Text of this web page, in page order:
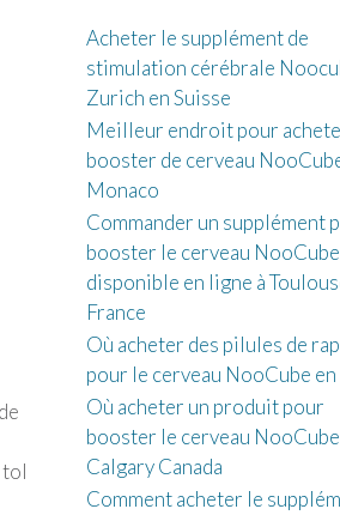
Acheter le supplément de
stimulation cérébrale
Zurich en Suisse
Meilleur endroit pour
booster de cerveau
Monaco
Commander un supplément
booster le cerveau NooCube
disponible en ligne à
France
Où acheter des pilules de
pour le cerveau NooCube
Où acheter un produit pour
booster le cerveau NooCube
Calgary Canada
Comment acheter le